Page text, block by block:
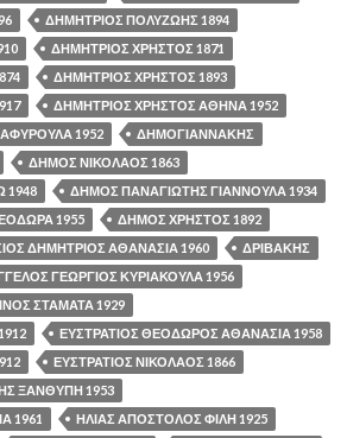
ΔΗΜΗΤΡΙΟΣ ΠΟΛΥΖΩΗΣ 1894
ΔΗΜΗΤΡΙΟΣ ΧΡΗΣΤΟΣ 1871
ΔΗΜΗΤΡΙΟΣ ΧΡΗΣΤΟΣ 1893
ΔΗΜΗΤΡΙΟΣ ΧΡΗΣΤΟΣ ΑΘΗΝΑ 1952
1952
ΔΗΜΟΓΙΑΝΝΑΚΗΣ
ΔΗΜΟΣ ΝΙΚΟΛΑΟΣ 1863
1948
ΔΗΜΟΣ ΠΑΝΑΓΙΩΤΗΣ ΓΙΑΝΝΟΥΛΑ 1934
1955
ΔΗΜΟΣ ΧΡΗΣΤΟΣ 1892
ΔΗΜΗΤΡΙΟΣ ΑΘΑΝΑΣΙΑ 1960
ΔΡΙΒΑΚΗΣ
ΓΕΩΡΓΙΟΣ ΚΥΡΙΑΚΟΥΛΑ 1956
ΣΤΑΜΑΤΑ 1929
ΕΥΣΤΡΑΤΙΟΣ ΘΕΟΔΩΡΟΣ ΑΘΑΝΑΣΙΑ 1958
ΕΥΣΤΡΑΤΙΟΣ ΝΙΚΟΛΑΟΣ 1866
ΞΑΝΘΥΠΗ 1953
1961
ΗΛΙΑΣ ΑΠΟΣΤΟΛΟΣ ΦΙΛΗ 1925